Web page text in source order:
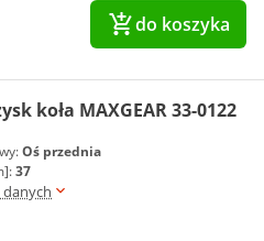
do koszyka
koła MAXGEAR 33-0122
Oś przednia
37
danych